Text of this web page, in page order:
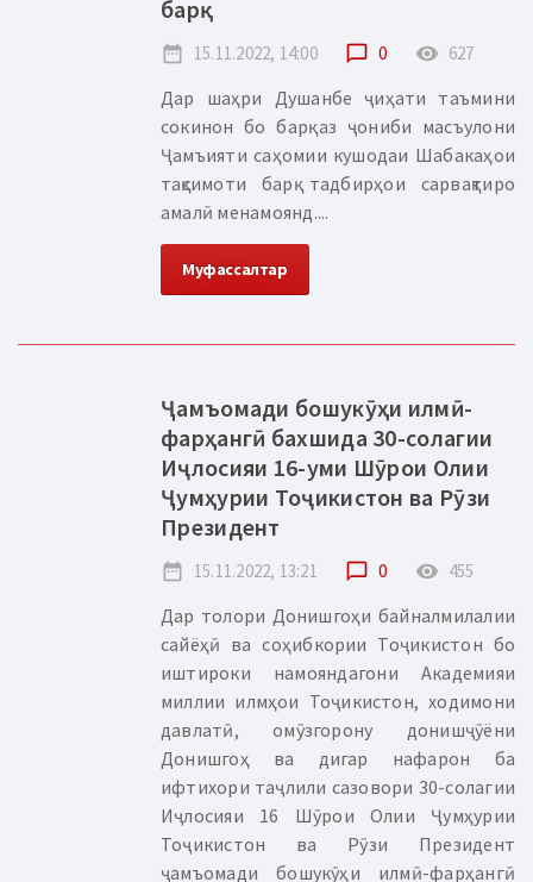
барқ
date_range 15.11.2022, 14:00 chat_bubble_outline 0 remove_red_eye 627
Дар шаҳри Душанбе ҷиҳати таъмини
сокинон бо барқ аз ҷониби масъулони
Ҷамъияти саҳомии кушодаи Шабакаҳои
тақсимоти барқ тадбирҳои сарвақтиро
амалӣ менамоянд....
Муфассалтар
Ҷамъомади бошукӯҳи илмӣ-
фарҳангӣ бахшида 30-солагии
Иҷлосияи 16-уми Шӯрои Олии
Ҷумҳурии Тоҷикистон ва Рӯзи
Президент
date_range 15.11.2022, 13:21 chat_bubble_outline 0 remove_red_eye 455
Дар толори Донишгоҳи байналмилалии
сайёҳӣ ва соҳибкории Тоҷикистон бо
иштироки намояндагони Академияи
миллии илмҳои Тоҷикистон, ходимони
давлатӣ, омӯзгорону донишҷӯёни
Донишгоҳ ва дигар нафарон ба
ифтихори таҷлили сазовори 30-солагии
Иҷлосияи 16 Шӯрои Олии Ҷумҳурии
Тоҷикистон ва Рӯзи Президент
ҷамъомади бошукӯҳи илмӣ-фарҳангӣ